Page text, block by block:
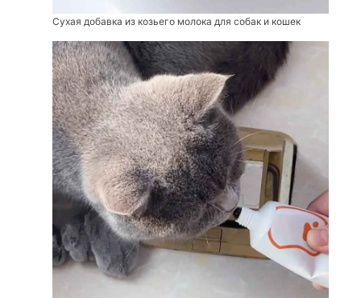
Сухая добавка из козьего молока для собак и кошек